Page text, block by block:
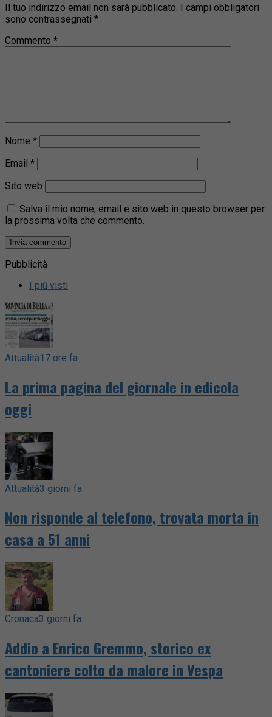
Il tuo indirizzo email non sarà pubblicato. I campi obbligatori
sono contrassegnati *
Commento *
Nome *
Email *
Sito web
Salva il mio nome, email e sito web in questo browser per
la prossima volta che commento.
Pubblicità
I più visti
Attualità17 ore fa
La prima pagina del giornale in edicola
oggi
Attualità3 giorni fa
Non risponde al telefono, trovata morta in
casa a 51 anni
Cronaca3 giorni fa
Addio a Enrico Gremmo, storico ex
cantoniere colto da malore in Vespa